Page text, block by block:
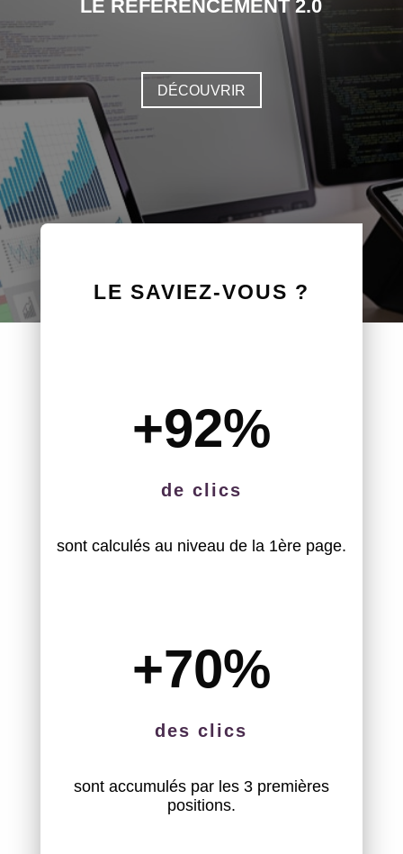
LE RÉFÉRENCEMENT 2.0
DÉCOUVRIR
LE SAVIEZ-VOUS ?
+92%
de clics
sont calculés au niveau de la 1ère page.
+70%
des clics
sont accumulés par les 3 premières
positions.